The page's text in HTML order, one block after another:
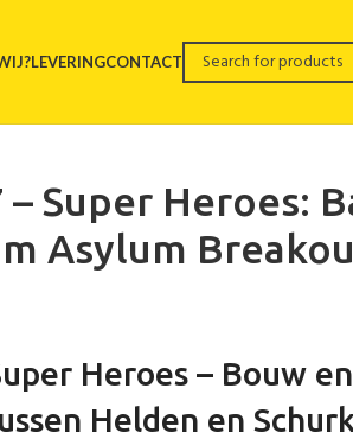
LEVERINGCONTACT
– Super Heroes:
Asylum
Heroes – Bouw
Helden en